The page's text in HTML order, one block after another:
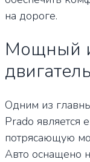
на дороге.
Мощный
двигатель
Одним из
Prado является
потрясающую
Авто оснащено